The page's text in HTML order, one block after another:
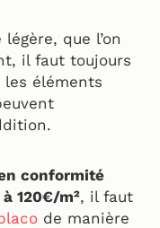
que l’on
il faut toujours
éléments
conformité
120€/m², il faut
de manière